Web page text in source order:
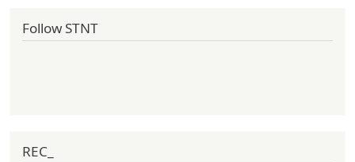
Follow STNT
REC_